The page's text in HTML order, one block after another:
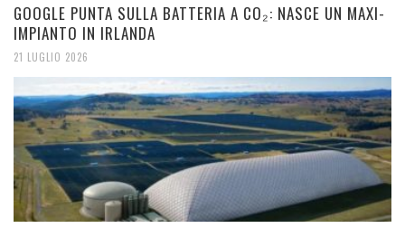
GOOGLE PUNTA SULLA BATTERIA A CO₂: NASCE UN MAXI-
IMPIANTO IN IRLANDA
21 LUGLIO 2026